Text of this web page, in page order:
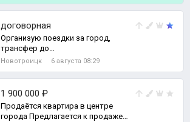
договорная
Организую поездки за город,
трансфер до
аэропорта,свадьбы,праздники,море)
Новотроицк 6 августа 08:29
1 900 000 ₽
Продаётся квартира в центре
города Предлагается к продаже